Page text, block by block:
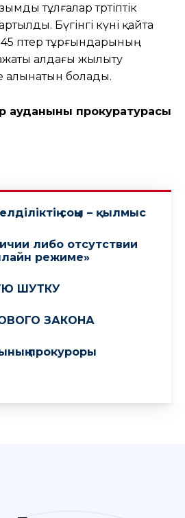
тұлғалар тәртіптік
Бүгінгі күні қайта
45 пәтер тұрғындарының
алдағы жылыту
алынатын болады.
ауданының прокуратурасы
соңы – қылмыс
либо отсутствии
режиме»
ШУТКУ
ЗАКОНА
прокуроры